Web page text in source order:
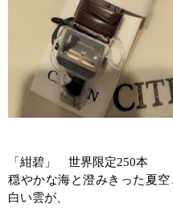
「紺碧」 世界限定250本
穏やかな海と澄みきった夏
白い雲が、